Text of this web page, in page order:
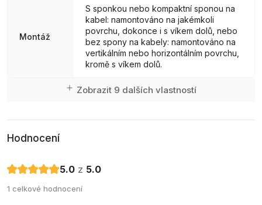
Montáž
S sponkou nebo kompaktní sponou na
kabel: namontováno na jakémkoli
povrchu, dokonce i s víkem dolů, nebo
bez spony na kabely: namontováno na
vertikálním nebo horizontálním povrchu,
kromě s víkem dolů.
Zobrazit 9 dalších vlastností
Hodnocení
5.0 z 5.0
1 celkové hodnocení